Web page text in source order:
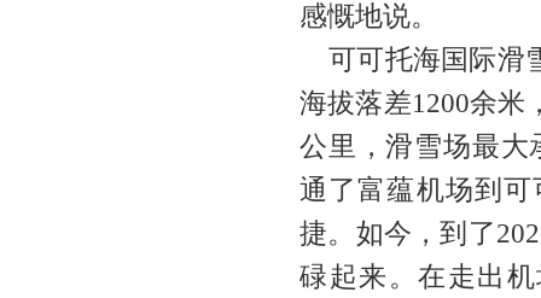
感慨地说。
可可托海国际滑
海拔落差1200余米
公里，滑雪场最大
通了富蕴机场到
捷。如今，到了
碌起来。在走出